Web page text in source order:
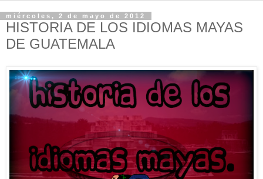
miércoles, 2 de mayo de 2012
HISTORIA DE LOS IDIOMAS MAYAS
DE GUATEMALA